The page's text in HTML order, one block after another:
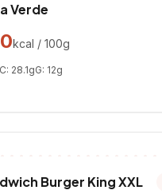
Verde
kcal / 100g
C: 28.1gG: 12g
Burger King XXL